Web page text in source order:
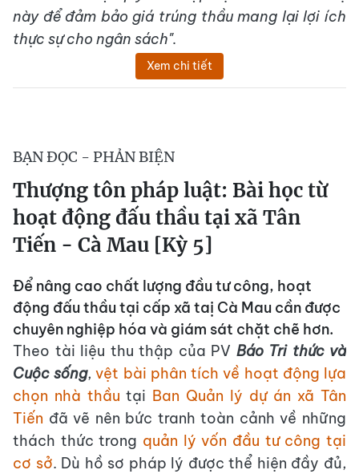
này để đảm bảo giá trúng thầu mang lại lợi ích
thực sự cho ngân sách".
Xem chi tiết
BẠN ĐỌC - PHẢN BIỆN
Thượng tôn pháp luật: Bài học từ
hoạt động đấu thầu tại xã Tân
Tiến - Cà Mau [Kỳ 5]
Để nâng cao chất lượng đầu tư công, hoạt
động đấu thầu tại cấp xã taị Cà Mau cần được
chuyên nghiệp hóa và giám sát chặt chẽ hơn.
Theo tài liệu thu thập của PV Báo Tri thức và
Cuộc sống,vệt bài phân tích về hoạt động lựa
chọn nhà thầu tại Ban Quản lý dự án xã Tân
Tiến đã vẽ nên bức tranh toàn cảnh về những
thách thức trong quản lý vốn đầu tư công tại
cơ sở. Dù hồ sơ pháp lý được thể hiện đầy đủ,